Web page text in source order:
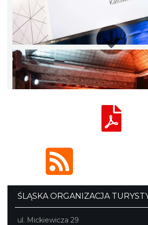
ŚLĄSKA ORGANIZACJA
ul. Mickiewicza 29